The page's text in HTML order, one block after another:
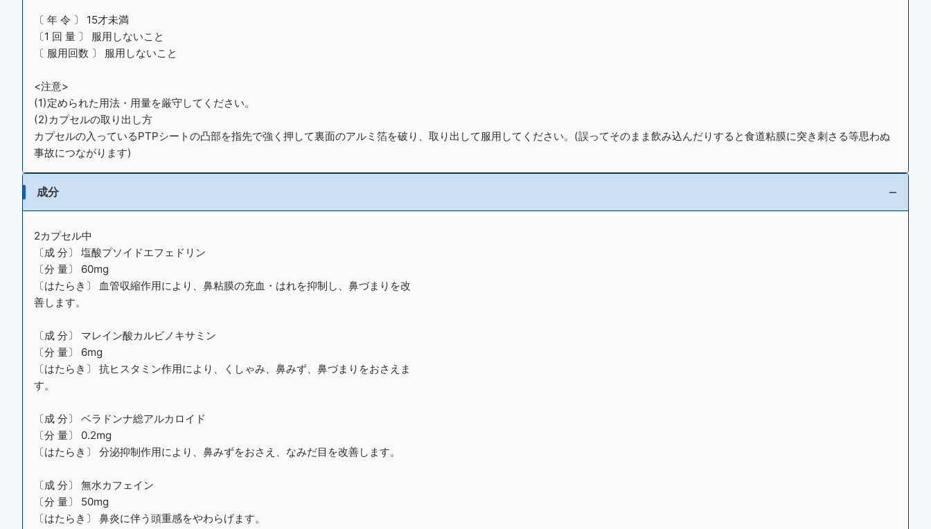
〔 年 令 〕 15才未満
〔1 回 量 〕 服用しないこと
〔 服用回数 〕 服用しないこと
<注意>
(1)定められた用法・用量を厳守してください。
(2)カプセルの取り出し方
カプセルの入っているPTPシートの凸部を指先で強く押して裏面のアルミ箔を破り、取り出して服用してください。(誤ってそのまま飲み込んだりすると食道粘膜に突き刺さる等思わぬ
事故につながります)
成分
2カプセル中
〔成 分〕 塩酸プソイドエフェドリン
〔分 量〕 60mg
〔はたらき〕 血管収縮作用により、鼻粘膜の充血・はれを抑制し、鼻づまりを改
善します。
〔成 分〕 マレイン酸カルビノキサミン
〔分 量〕 6mg
〔はたらき〕 抗ヒスタミン作用により、くしゃみ、鼻みず、鼻づまりをおさえま
す。
〔成 分〕 ベラドンナ総アルカロイド
〔分 量〕 0.2mg
〔はたらき〕 分泌抑制作用により、鼻みずをおさえ、なみだ目を改善します。
〔成 分〕 無水カフェイン
〔分 量〕 50mg
〔はたらき〕 鼻炎に伴う頭重感をやわらげます。